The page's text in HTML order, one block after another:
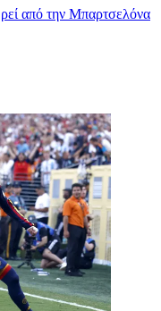
από την Μπαρτσελόνα